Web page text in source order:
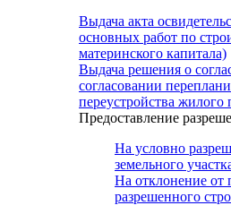
Выдача акта
основных работ по
материнского капитала)
Выдача решения о
согласовании
переустройства
Предоставление
На условно
земельного
На отклонение от
разрешенного